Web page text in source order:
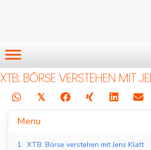
XTB: BÖRSE VERSTEHEN MIT
𝕏
Menu
1. XTB: Börse verstehen mit Jens Klatt